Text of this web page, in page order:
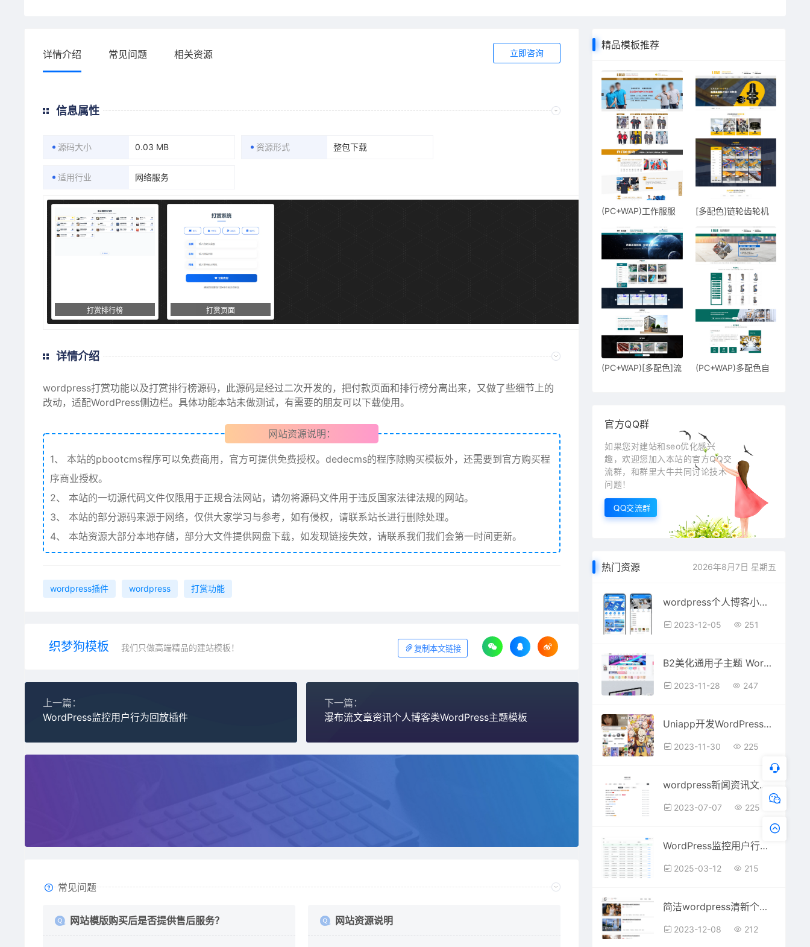
详情介绍 常见问题 相关资源 立即咨询
信息属性
源码大小 0.03 MB 资源形式 整包下载
适用行业 网络服务
打赏排行榜 打赏页面
详情介绍
wordpress打赏功能以及打赏排行榜源码，此源码是经过二次开发的，把付款页面和排行榜分离出来，又做了些细节上的
改动，适配WordPress侧边栏。具体功能本站未做测试，有需要的朋友可以下载使用。
网站资源说明：
1、
本站的pbootcms程序可以免费商用，官方可提供免费授权。dedecms的程序除购买模板外，还需要到官方购买程
序商业授权。
2、
本站的一切源代码文件仅限用于正规合法网站，请勿将源码文件用于违反国家法律法规的网站。
3、
本站的部分源码来源于网络，仅供大家学习与参考，如有侵权，请联系站长进行删除处理。
4、
本站资源大部分本地存储，部分大文件提供网盘下载，如发现链接失效，请联系我们我们会第一时间更新。
wordpress插件 wordpress 打赏功能
织梦狗模板 我们只做高端精品的建站模板！ 复制本文链接
上一篇：
WordPress监控用户行为回放插件
下一篇：
瀑布流文章资讯个人博客类WordPress主题模板
常见问题
网站模版购买后是否提供售后服务？ 网站资源说明
精品模板推荐
(PC+WAP)工作服服
[多配色]链轮齿轮机
(PC+WAP)[多配色]流
(PC+WAP)多配色自
官方QQ群
如果您对建站和seo优化感兴
趣，欢迎您加入本站的官方QQ交
流群，和群里大牛共同讨论技术
问题！
QQ交流群
热门资源 2026年8月7日 星期五
wordpress个人博客小程序源码下载
2023-12-05 251
B2美化通用子主题 WordPress主题
2023-11-28 247
Uniapp开发WordPress壁纸微信抖音双端小程序源码
2023-11-30 225
wordpress新闻资讯文章展示模板
2023-07-07 225
WordPress监控用户行为回放插件
2025-03-12 215
简洁wordpress清新个人博客新闻资讯通用模板
2023-12-08 212